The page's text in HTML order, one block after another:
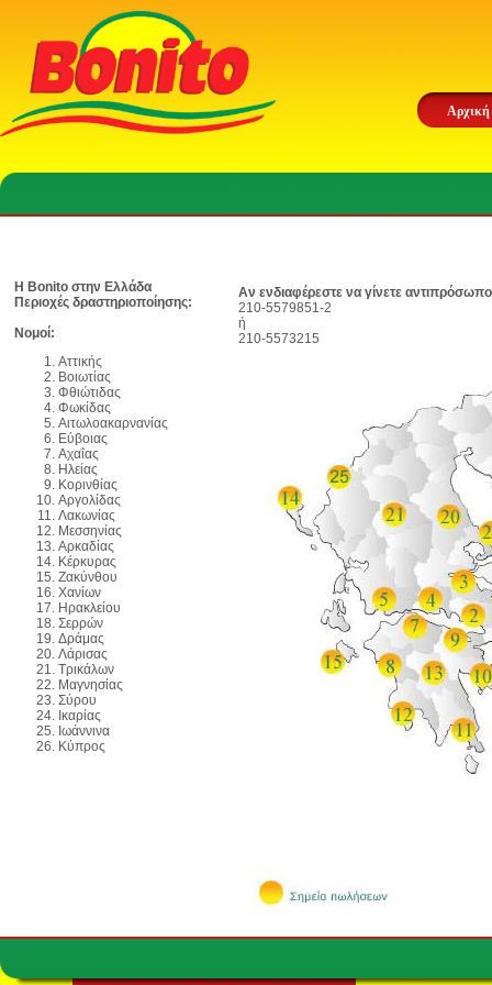
Αρχική
Η Bonito στην Ελλάδα
Περιοχές δραστηριοποίησης:
Νομοί:
Αττικής
Βοιωτίας
Φθιώτιδας
Φωκίδας
Αιτωλοακαρνανίας
Εύβοιας
Αχαΐας
Ηλείας
Κορινθίας
Αργολίδας
Λακωνίας
Μεσσηνίας
Αρκαδίας
Κέρκυρας
Ζακύνθου
Χανίων
Ηρακλείου
Σερρών
Δράμας
Λάρισας
Τρικάλων
Μαγνησίας
Σύρου
Ικαρίας
Ιωάννινα
Κύπρος
Αν ενδιαφέρεστε να γίνετε
210-5579851-2
ή
210-5573215